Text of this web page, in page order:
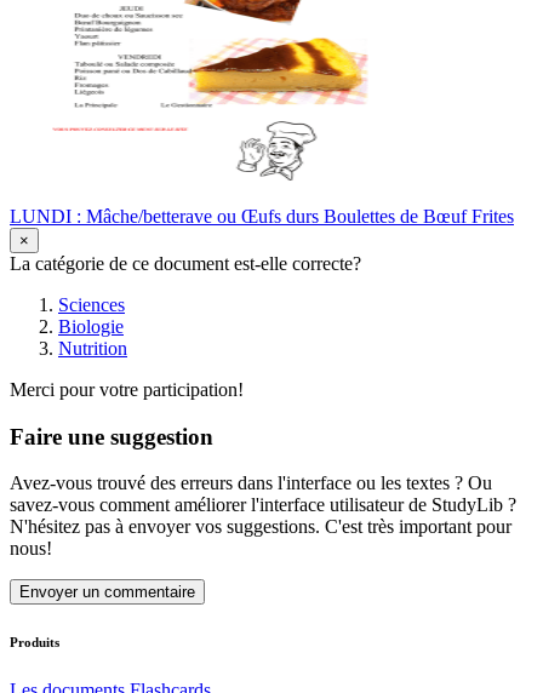
LUNDI : Mâche/betterave ou Œufs durs Boulettes de Bœuf Frites
×
La catégorie de ce document est-elle correcte?
Sciences
Biologie
Nutrition
Merci pour votre participation!
Faire une suggestion
Avez-vous trouvé des erreurs dans l'interface ou les textes ? Ou
savez-vous comment améliorer l'interface utilisateur de StudyLib ?
N'hésitez pas à envoyer vos suggestions. C'est très important pour
nous!
Envoyer un commentaire
Produits